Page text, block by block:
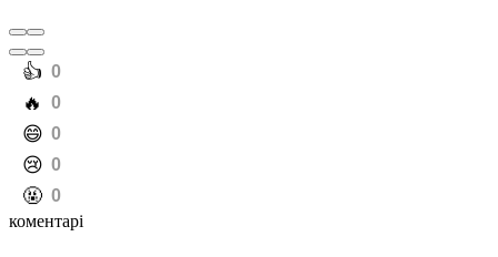
️👍 0
️🔥 0
️😄 0
️😢 0
️🤬 0
коментарі